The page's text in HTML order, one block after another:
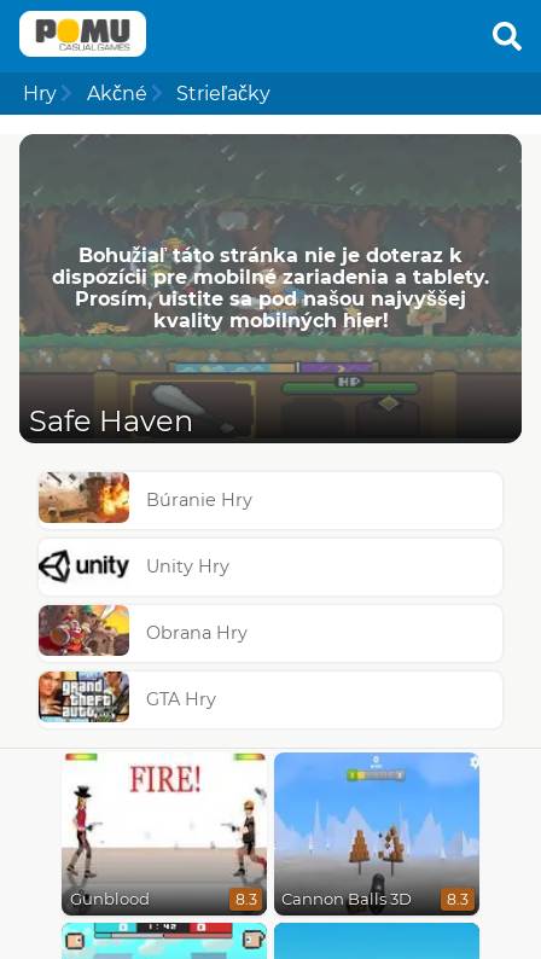
Hry Akčné Strieľačky
Bohužiaľ táto stránka nie je doteraz k
dispozícii pre mobilné zariadenia a tablety.
Prosím, uistite sa pod našou najvyššej
kvality mobilných hier!
Safe Haven
Búranie Hry
Unity Hry
Obrana Hry
GTA Hry
Gunblood 8.3 Cannon Balls 3D 8.3